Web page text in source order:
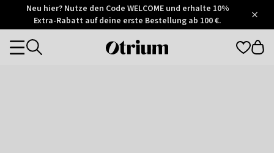
Otrium
Trustpilot
Neu hier? Nutze den Code WELCOME und erhalte 10%
Extra-Rabatt auf deine erste Bestellung ab 100 €.
Otrium
Categories